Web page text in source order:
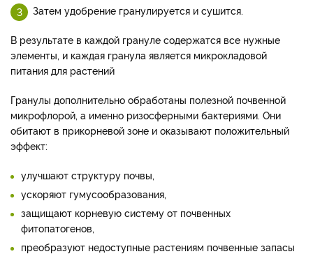
Затем удобрение гранулируется и сушится.
В результате в каждой грануле содержатся все нужные
элементы, и каждая гранула является микрокладовой
питания для растений
Гранулы дополнительно обработаны полезной почвенной
микрофлорой, а именно ризосферными бактериями. Они
обитают в прикорневой зоне и оказывают положительный
эффект:
улучшают структуру почвы,
ускоряют гумусообразования,
защищают корневую систему от почвенных
фитопатогенов,
преобразуют недоступные растениям почвенные запасы